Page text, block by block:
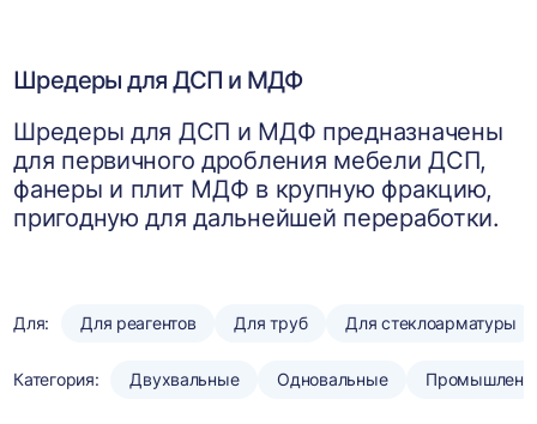
Шредеры для ДСП и МДФ
Шредеры для ДСП и МДФ предназначены
для первичного дробления мебели ДСП,
фанеры и плит МДФ в крупную фракцию,
пригодную для дальнейшей переработки.
Для: Для реагентов Для труб Для стеклоарматуры
Категория: Двухвальные Одновальные